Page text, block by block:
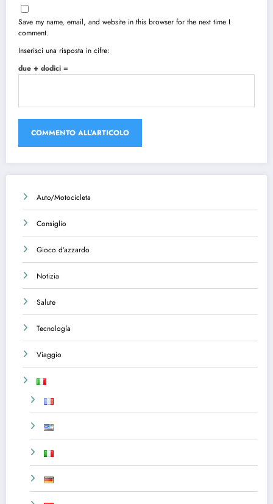
Save my name, email, and website in this browser for the next time I
comment.
Inserisci una risposta in cifre:
due + dodici =
Auto/Motocicleta
Consiglio
Gioco d’azzardo
Notizia
Salute
Tecnología
Viaggio